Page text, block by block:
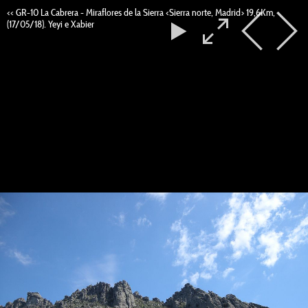
<< GR-10 La Cabrera - Miraflores de la Sierra <Sierra norte, Madrid> 19,6Km,
(17/05/18). Yeyi e Xabier